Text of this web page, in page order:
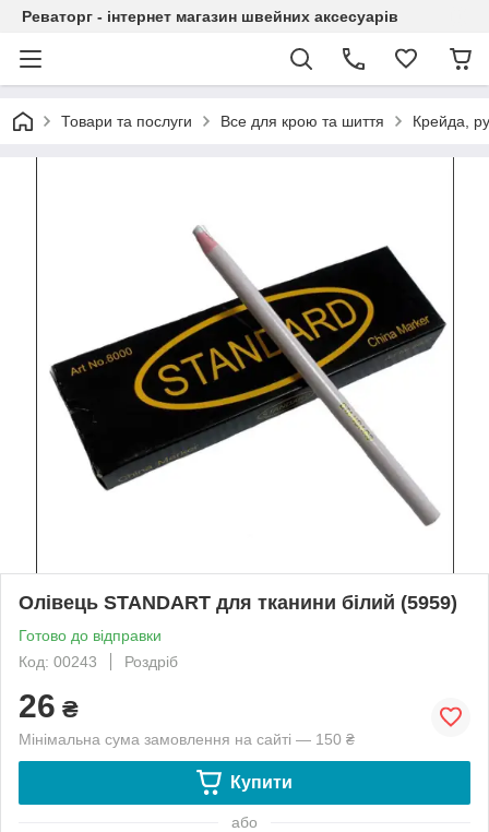
Реваторг - інтернет магазин швейних аксесуарів
Товари та послуги Все для крою та шиття Крейда,
Олівець STANDART для тканини білий (5959)
Готово до відправки
Код: 00243
Роздріб
26 ₴
Мінімальна сума замовлення на сайті — 150 ₴
Купити
або